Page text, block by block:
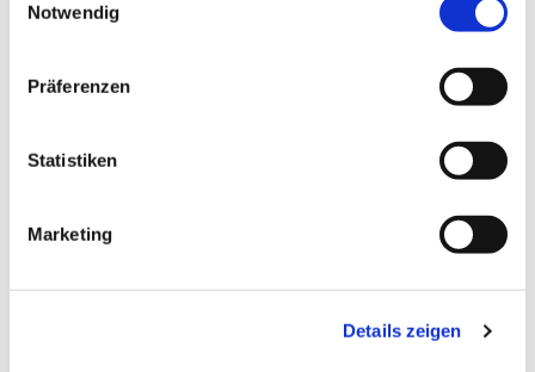
Notwendig
Präferenzen
Statistiken
Marketing
Details zeigen